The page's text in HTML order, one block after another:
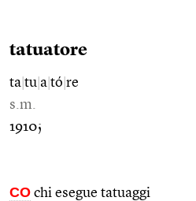
tatuatore
ta tu a tó re
s.m.
1910;
CO chi esegue tatuaggi